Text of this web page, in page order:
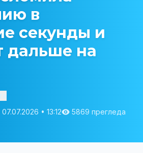
в
секунды и
дальше на
07.07.2026 • 13:12
5869 прегледа